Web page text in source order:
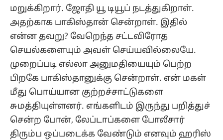
மறுக்கிறார். ஜோதி யூ டியூப் நடத்துகிறாள்.
அதற்காக பாகிஸ்தான் சென்றாள். இதில்
என்ன தவறு? வேறெந்த சட்டவிரோத
செயல்களையும் அவள் செய்யவில்லையே.
முறைப்படி எல்லா அனுமதியையும் பெற்ற
பிறகே பாகிஸ்தானுக்கு சென்றாள். என் மகள்
மீது பொய்யான குற்றச்சாட்டுகளை
சுமத்தியுள்ளனர். எங்களிடம் இருந்து பறித்துச்
சென்ற போன், லேப்டாப்களை போலீசார்
திரும்ப ஒப்படைக்க வேண்டும் எனவும் ஹரிஸ்